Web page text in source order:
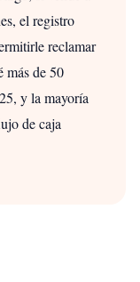
el registro
reclamar
más de 50
y la mayoría
de caja